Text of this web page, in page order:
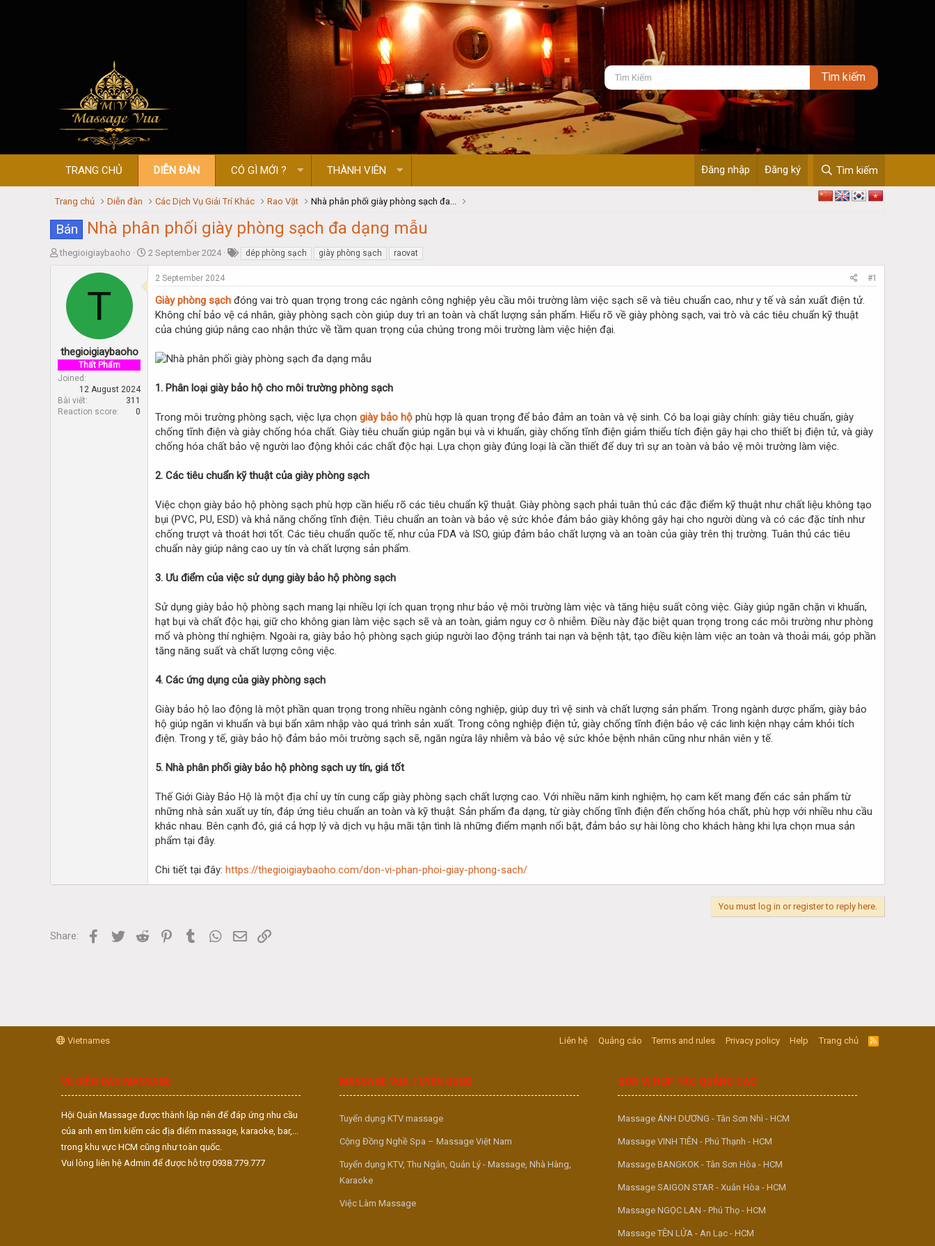
TRANG CHỦ DIỄN ĐÀN CÓ GÌ MỚI ? THÀNH VIÊN Đăng nhập Đăng ký Tìm kiếm
Trang chủ Diễn đàn Các Dịch Vụ Giải Trí Khác Rao Vặt Nhà phân phối giày phòng sạch đa...
Bán Nhà phân phối giày phòng sạch đa dạng mẫu
T
a
t
r
thegioigiaybaoho
S
t
2 September 2024 dép phòng sạch giày phòng sạch raovat
T
thegioigiaybaoho
Thất Phẩm
Joined
12 August 2024
Bài viết
311
Reaction score
0
2 September 2024 #1
Giày phòng sạch đóng vai trò quan trọng trong các ngành công nghiệp yêu cầu môi trường làm việc sạch sẽ và tiêu chuẩn cao, như y tế và sản xuất điện tử.
Không chỉ bảo vệ cá nhân, giày phòng sạch còn giúp duy trì an toàn và chất lượng sản phẩm. Hiểu rõ về giày phòng sạch, vai trò và các tiêu chuẩn kỹ thuật
của chúng giúp nâng cao nhận thức về tầm quan trọng của chúng trong môi trường làm việc hiện đại.
1. Phân loại giày bảo hộ cho môi trường phòng sạch
Trong môi trường phòng sạch, việc lựa chọn giày bảo hộ phù hợp là quan trọng để bảo đảm an toàn và vệ sinh. Có ba loại giày chính: giày tiêu chuẩn, giày
chống tĩnh điện và giày chống hóa chất. Giày tiêu chuẩn giúp ngăn bụi và vi khuẩn, giày chống tĩnh điện giảm thiểu tích điện gây hại cho thiết bị điện tử, và giày
chống hóa chất bảo vệ người lao động khỏi các chất độc hại. Lựa chọn giày đúng loại là cần thiết để duy trì sự an toàn và bảo vệ môi trường làm việc.
2. Các tiêu chuẩn kỹ thuật của giày phòng sạch
Việc chọn giày bảo hộ phòng sạch phù hợp cần hiểu rõ các tiêu chuẩn kỹ thuật. Giày phòng sạch phải tuân thủ các đặc điểm kỹ thuật như chất liệu không tạo
bụi (PVC, PU, ESD) và khả năng chống tĩnh điện. Tiêu chuẩn an toàn và bảo vệ sức khỏe đảm bảo giày không gây hại cho người dùng và có các đặc tính như
chống trượt và thoát hơi tốt. Các tiêu chuẩn quốc tế, như của FDA và ISO, giúp đảm bảo chất lượng và an toàn của giày trên thị trường. Tuân thủ các tiêu
chuẩn này giúp nâng cao uy tín và chất lượng sản phẩm.
3. Ưu điểm của việc sử dụng giày bảo hộ phòng sạch
Sử dụng giày bảo hộ phòng sạch mang lại nhiều lợi ích quan trọng như bảo vệ môi trường làm việc và tăng hiệu suất công việc. Giày giúp ngăn chặn vi khuẩn,
hạt bụi và chất độc hại, giữ cho không gian làm việc sạch sẽ và an toàn, giảm nguy cơ ô nhiễm. Điều này đặc biệt quan trọng trong các môi trường như phòng
mổ và phòng thí nghiệm. Ngoài ra, giày bảo hộ phòng sạch giúp người lao động tránh tai nạn và bệnh tật, tạo điều kiện làm việc an toàn và thoải mái, góp phần
tăng năng suất và chất lượng công việc.
4. Các ứng dụng của giày phòng sạch
Giày bảo hộ lao động là một phần quan trọng trong nhiều ngành công nghiệp, giúp duy trì vệ sinh và chất lượng sản phẩm. Trong ngành dược phẩm, giày bảo
hộ giúp ngăn vi khuẩn và bụi bẩn xâm nhập vào quá trình sản xuất. Trong công nghiệp điện tử, giày chống tĩnh điện bảo vệ các linh kiện nhạy cảm khỏi tích
điện. Trong y tế, giày bảo hộ đảm bảo môi trường sạch sẽ, ngăn ngừa lây nhiễm và bảo vệ sức khỏe bệnh nhân cũng như nhân viên y tế.
5. Nhà phân phối giày bảo hộ phòng sạch uy tín, giá tốt
Thế Giới Giày Bảo Hộ là một địa chỉ uy tín cung cấp giày phòng sạch chất lượng cao. Với nhiều năm kinh nghiệm, họ cam kết mang đến các sản phẩm từ
những nhà sản xuất uy tín, đáp ứng tiêu chuẩn an toàn và kỹ thuật. Sản phẩm đa dạng, từ giày chống tĩnh điện đến chống hóa chất, phù hợp với nhiều nhu cầu
khác nhau. Bên cạnh đó, giá cả hợp lý và dịch vụ hậu mãi tận tình là những điểm mạnh nổi bật, đảm bảo sự hài lòng cho khách hàng khi lựa chọn mua sản
phẩm tại đây.
Chi tiết tại đây: https://thegioigiaybaoho.com/don-vi-phan-phoi-giay-phong-sach/
You must log in or register to reply here.
Share: Facebook
Twitter Reddit PinterestTumblr WhatsApp
Email
Vietnames Liên hệ Quảng cáo Terms and rules Privacy policy Help Trang chủ
R
S
VỀ DIỄN ĐÀN MASSAGE
Hội Quán Massage được thành lập nên để đáp ứng nhu cầu
của anh em tìm kiếm các địa điểm massage, karaoke, bar,...
trong khu vực HCM cũng như toàn quốc.
Vui lòng liên hệ Admin để được hỗ trợ 0938.779.777
MASSAGE VUA TUYỂN DỤNG
Tuyển dụng KTV massage
Cộng Đồng Nghề Spa – Massage Việt Nam
Tuyển dụng KTV, Thu Ngân, Quản Lý - Massage, Nhà Hàng,
Karaoke
Việc Làm Massage
ĐƠN VỊ HỢP TÁC QUẢNG CÁO
Massage ÁNH DƯƠNG - Tân Sơn Nhì - HCM
Massage VINH TIÊN - Phú Thạnh - HCM
Massage BANGKOK - Tân Sơn Hòa - HCM
Massage SAIGON STAR - Xuân Hòa - HCM
Massage NGỌC LAN - Phú Thọ - HCM
Massage TÊN LỬA - An Lạc - HCM